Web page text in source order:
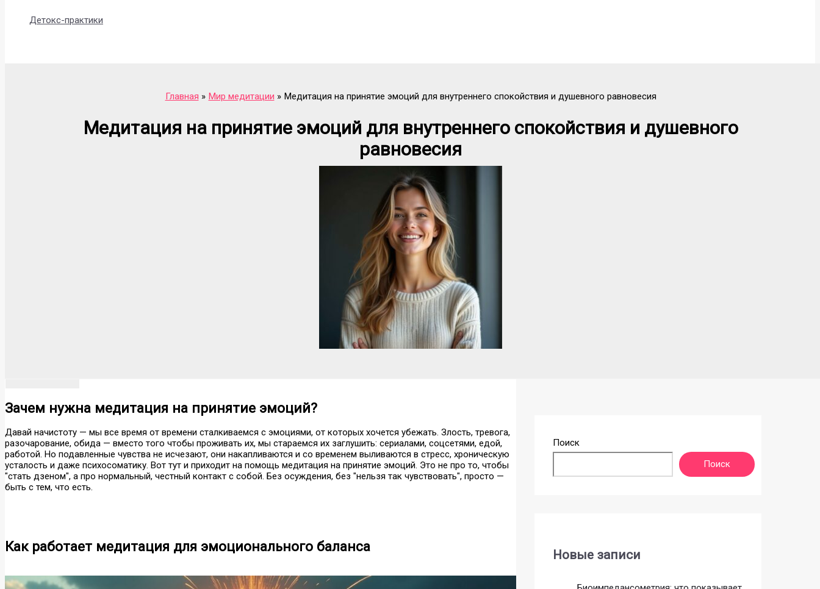
Детокс-практики
Главная Мир медитации Медитация на принятие эмоций для внутреннего спокойствия и душевного равновесия
Медитация на принятие эмоций для внутреннего спокойствия и душевного
равновесия
Зачем нужна медитация на принятие эмоций?
Давай начистоту — мы все время от времени сталкиваемся с эмоциями, от которых хочется убежать. Злость, тревога,
разочарование, обида — вместо того чтобы проживать их, мы стараемся их заглушить: сериалами, соцсетями, едой,
работой. Но подавленные чувства не исчезают, они накапливаются и со временем выливаются в стресс, хроническую
усталость и даже психосоматику. Вот тут и приходит на помощь медитация на принятие эмоций. Это не про то, чтобы
"стать дзеном", а про нормальный, честный контакт с собой. Без осуждения, без "нельзя так чувствовать", просто —
быть с тем, что есть.
Как работает медитация для эмоционального баланса
Поиск
Поиск
Новые записи